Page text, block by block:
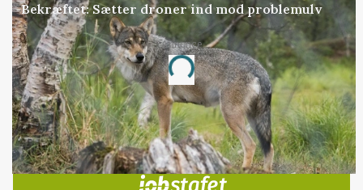
Bekræftet: Sætter droner ind mod problemulv
Annonce
Loading...
Jobs
i samarbejde med